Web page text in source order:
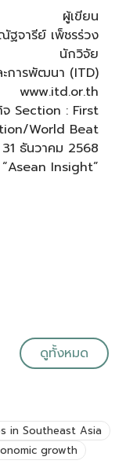
ผู้เขียน
ฐจารีย์ เพ็ชรร่วง
นักวิจัย
ะการพัฒนา (ITD)
www.itd.or.th
Section : First
World Beat
ธันวาคม 2568
Insight”
ดูทั้งหมด
in Southeast Asia
growth